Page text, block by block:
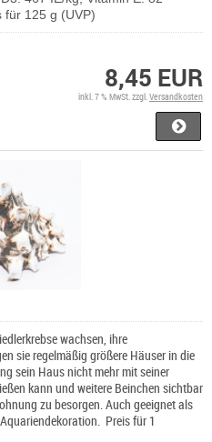
für 125 g (UVP)
8,45 EUR
inkl. 7 % MwSt. zzgl. Versandkosten
wachsen, ihre
sie regelmäßig größere Häuser in die
sein Haus nicht mehr mit seiner
kann und weitere Beinchen sichtbar
zu besorgen. Auch geeignet als
Preis für 1